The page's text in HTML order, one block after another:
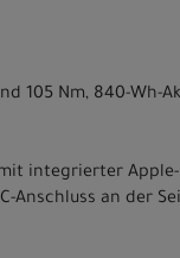
105 Nm, 840-Wh-
integrierter Apple-
Anschluss an der